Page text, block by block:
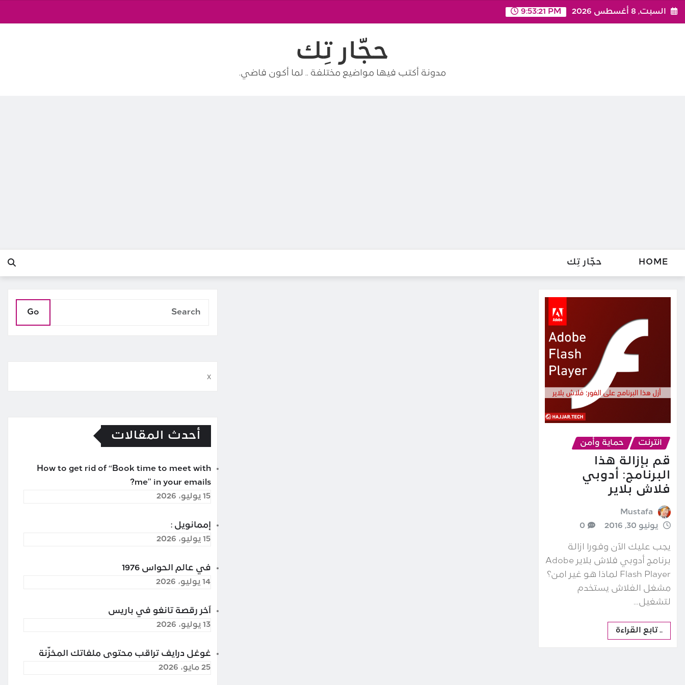
Skip
السبت, 8 أغسطس 2026 9:53:22 PM
حجّار تِك
مدونة أكتب فيها مواضيع مختلفة .. لما أكون فاضي.
HOME حجّار تِك
انترنت حماية وأمن
قم بإزالة هذا
البرنامج: أدوبي
فلاش بلاير
Mustafa
يونيو 30, 2016
0
يجب عليك الآن وفورا ازالة
برنامج أدوبي فلاش بلاير Adobe
Flash Player لماذا هو غير امن؟
مشغل الفلاش يستخدم
لتشغيل…
.. تابع القراءة
Go
x
أحدث المقالات
How to get rid of “Book time to meet with
me” in your emails?
15 يوليو، 2026
إممانويل :
15 يوليو، 2026
في عالم الحواس 1976
14 يوليو، 2026
آخر رقصة تانغو في باريس
13 يوليو، 2026
غوغل درايف تراقب محتوى ملفاتك المخزّنة
25 مايو، 2026